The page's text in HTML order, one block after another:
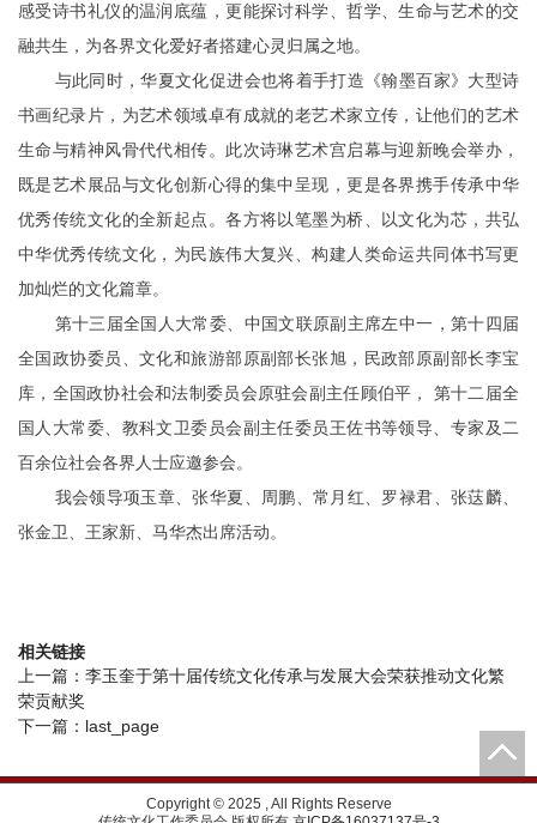
感受诗书礼仪的温润底蕴，更能探讨科学、哲学、生命与艺术的交
融共生，为各界文化爱好者搭建心灵归属之地。
与此同时，华夏文化促进会也将着手打造《翰墨百家》大型诗
书画纪录片，为艺术领域卓有成就的老艺术家立传，让他们的艺术
生命与精神风骨代代相传。此次诗琳艺术宫启幕与迎新晚会举办，
既是艺术展品与文化创新心得的集中呈现，更是各界携手传承中华
优秀传统文化的全新起点。各方将以笔墨为桥、以文化为芯，共弘
中华优秀传统文化，为民族伟大复兴、构建人类命运共同体书写更
加灿烂的文化篇章。
第十三届全国人大常委、中国文联原副主席左中一，第十四届
全国政协委员、文化和旅游部原副部长张旭，民政部原副部长李宝
库，全国政协社会和法制委员会原驻会副主任顾伯平， 第十二届全
国人大常委、教科文卫委员会副主任委员王佐书等领导、专家及二
百余位社会各界人士应邀参会。
我会领导项玉章、张华夏、周鹏、常月红、罗禄君、张荙麟、
张金卫、王家新、马华杰出席活动。
相关链接
上一篇： 李玉奎于第十届传统文化传承与发展大会荣获推动文化繁
荣贡献奖
下一篇： last_page
Copyright © 2025 , All Rights Reserve